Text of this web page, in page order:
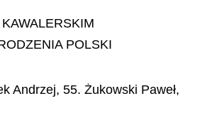
POLSKI
Andrzej, 55. Żukowski Paweł,